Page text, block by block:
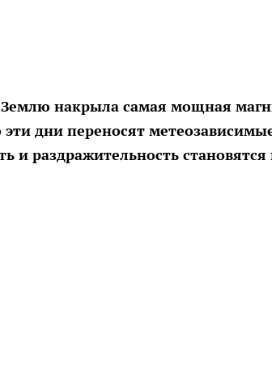
накрыла самая мощная
дни переносят
и раздражительность